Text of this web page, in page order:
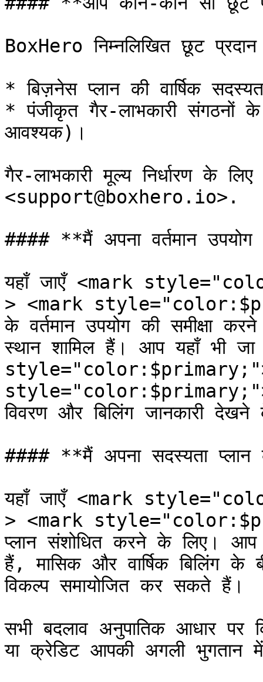
BoxHero निम्नलिखित छूट
* बिज़नेस प्लान की वार्षिक
* पंजीकृत गैर-लाभकारी संगठनों
आवश्यक)।
गैर-लाभकारी मूल्य निर्धारण के
<support@boxhero.io>.
#### **मैं अपना वर्तमान
यहाँ जाएँ <mark
> <mark
के वर्तमान उपयोग की
स्थान शामिल हैं। आप यहाँ भी
विवरण और बिलिंग जानकारी
#### **मैं अपना सदस्यता
यहाँ जाएँ <mark
> <mark
प्लान संशोधित करने के लिए।
हैं, मासिक और वार्षिक बिलिंग
विकल्प समायोजित कर सकते हैं।
सभी बदलाव अनुपातिक आधार
या क्रेडिट आपकी अगली भुगतान